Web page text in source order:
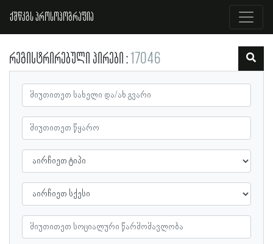
ქშწკგს პროსოპოგრაფია
რეგისტრირებული პირები 17046